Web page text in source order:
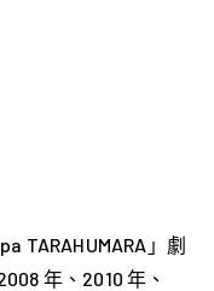
TARAHUMARA」劇
年、2010 年、